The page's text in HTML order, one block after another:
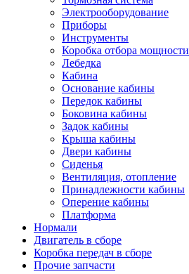
Электрооборудование
Приборы
Инструменты
Коробка отбора мощности
Лебедка
Кабина
Основание кабины
Передок кабины
Боковина кабины
Задок кабины
Крыша кабины
Двери кабины
Сиденья
Вентиляция, отопление
Принадлежности кабины
Оперение кабины
Платформа
Нормали
Двигатель в сборе
Коробка передач в сборе
Прочие запчасти